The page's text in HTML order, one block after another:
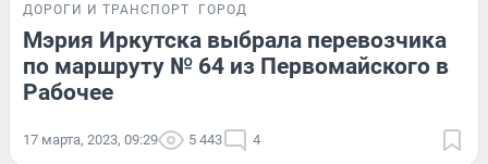
ДОРОГИ И ТРАНСПОРТ ГОРОД
Мэрия Иркутска выбрала перевозчика
по маршруту № 64 из Первомайского в
Рабочее
17 марта, 2023, 09:29 5 443 4